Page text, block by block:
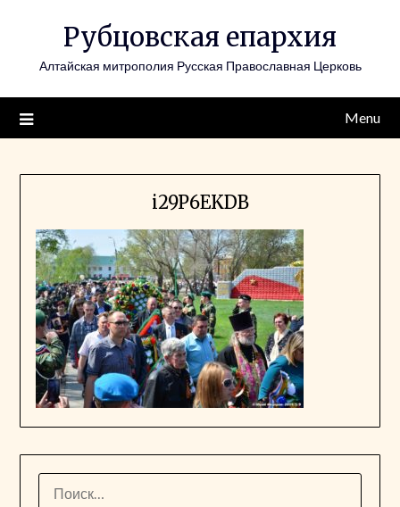
Рубцовская епархия
Алтайская митрополия Русская Православная Церковь
Menu
i29P6EKDB